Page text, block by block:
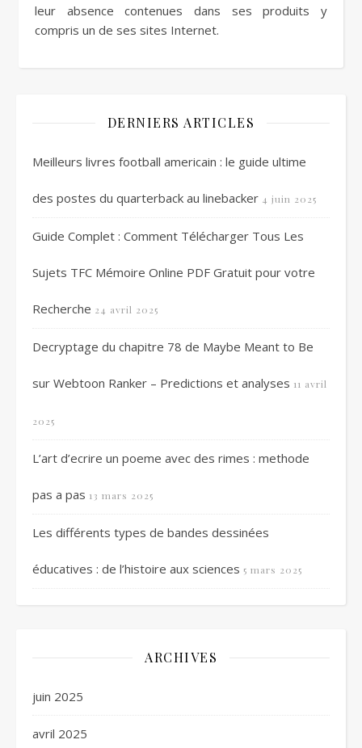
leur absence contenues dans ses produits y
compris un de ses sites Internet.
DERNIERS ARTICLES
Meilleurs livres football americain : le guide ultime
des postes du quarterback au linebacker 4 juin 2025
Guide Complet : Comment Télécharger Tous Les
Sujets TFC Mémoire Online PDF Gratuit pour votre
Recherche 24 avril 2025
Decryptage du chapitre 78 de Maybe Meant to Be
sur Webtoon Ranker – Predictions et analyses 11 avril
2025
L’art d’ecrire un poeme avec des rimes : methode
pas a pas 13 mars 2025
Les différents types de bandes dessinées
éducatives : de l’histoire aux sciences 5 mars 2025
ARCHIVES
juin 2025
avril 2025